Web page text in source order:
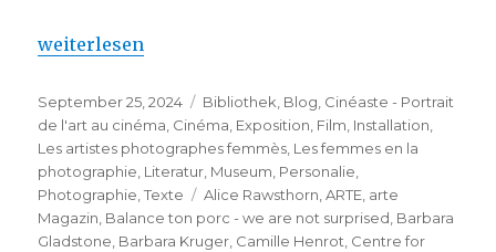
„Shirin Neshat – arte en octobre 2024“
weiterlesen
Veröffentlicht
am
September 25, 2024 Kategorien
Bibliothek Blog Cinéaste - Portrait
de l'art au cinéma Cinéma Exposition Film Installation
Les artistes photographes femmès Les femmes en la
photographie Literatur Museum Personalie
Photographie ,Texte Schlagwörter
Alice Rawsthorn ,ARTE arte
Magazin Balance ton porc - we are not surprised Barbara
Gladstone Barbara Kruger Camille Henrot Centre for